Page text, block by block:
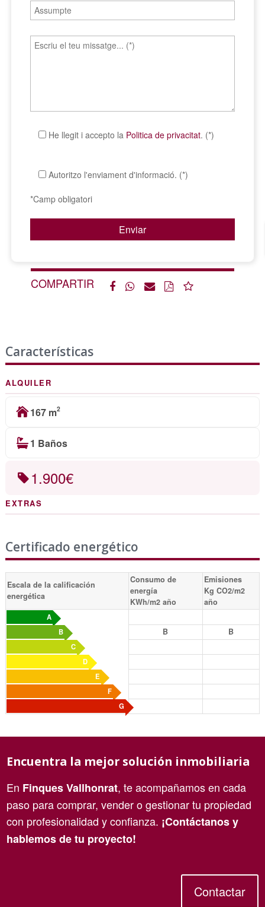
He llegit i accepto la Politica de privacitat. (*)
Autoritzo l'enviament d'informació. (*)
*Camp obligatori
COMPARTIR
Características
ALQUILER
167 m2
1 Baños
1.900€
EXTRAS
Certificado energético
Escala de la calificación
energética
Consumo de
energía
KWh/m2 año
Emisiones
Kg CO2/m2
año
A
B
B B
C
D
E
F
G
Encuentra la mejor solución inmobiliaria
En Finques Vallhonrat, te acompañamos en cada
paso para comprar, vender o gestionar tu propiedad
con profesionalidad y confianza. ¡Contáctanos y
hablemos de tu proyecto!
Contactar